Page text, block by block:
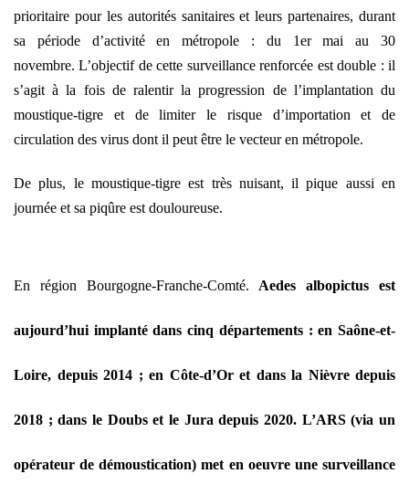
prioritaire pour les autorités sanitaires et leurs partenaires, durant
sa période d’activité en métropole : du 1er mai au 30
novembre.L’objectif de cette surveillance renforcée est double : il
s’agit à la fois de ralentir la progression de l’implantation du
moustique-tigre et de limiter le risque d’importation et de
circulation des virus dont il peut être le vecteur en métropole.
De plus, le moustique-tigre est très nuisant, il pique aussi en
journée et sa piqûre est douloureuse.
En région Bourgogne-Franche-Comté. Aedes albopictus est
aujourd’hui implanté dans cinq départements : en Saône-et-
Loire, depuis 2014 ; en Côte-d’Or et dans la Nièvre depuis
2018 ; dans le Doubs et le Jura depuis 2020. L’ARS (via un
opérateur de démoustication) met en oeuvre une surveillance